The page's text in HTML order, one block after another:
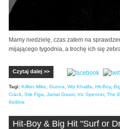
Mamy niedzielę, czas zatem na
mijającego tygodnia, a trochę ich się
Czytaj dalej >>
Tagi: Killker Mike Gunna Wiz Khalifa Hit-Boy,
Crack Stik Figa Jamal Gasol Vic Spencer, The
6ix9ine
Hit-Boy & Big Hit "Surf or